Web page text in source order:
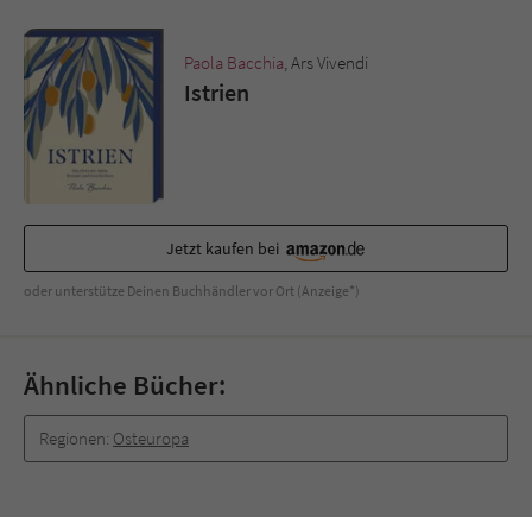
Paola Bacchia , Ars Vivendi
Istrien
Jetzt kaufen bei
oder unterstütze Deinen Buchhändler vor Ort (Anzeige*)
Ähnliche Bücher:
Regionen: Osteuropa